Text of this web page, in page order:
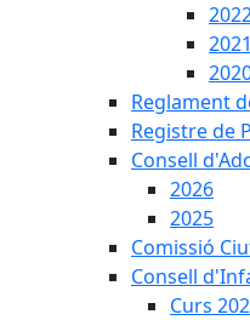
2021
Reglament
Registre de
Consell
2026
2025
Comissió
Consell
Curs